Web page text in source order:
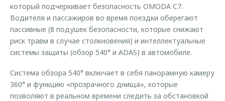
который подчеркивает безопасность OMODA C7.
Водителя и пассажиров во время поездки оберегают
пассивные (8 подушек безопасности, которые снижают
риск травм в случае столкновения) и интеллектуальные
системы защиты (обзор 540° и ADAS) в автомобиле.
Система обзора 540° включает в себя панорамную камеру
360° и функцию «прозрачного днища», которые
позволяют в реальном времени следить за обстановкой